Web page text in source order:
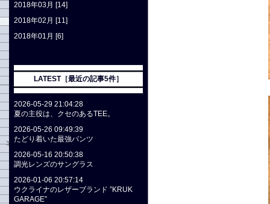
2018年03月 [14]
2018年02月 [11]
2018年01月 [6]
LATEST［最近の記事5件］
2026-05-29 21:04:28
夏の主役は、クセのあるTEE。
2026-05-26 09:49:39
たどり着いた最強パンツ
2026-05-16 20:50:38
調光レンズのサングラス
2026-01-06 20:57:14
ウクライナのレザーブランド ”KRUK
GARAGE”